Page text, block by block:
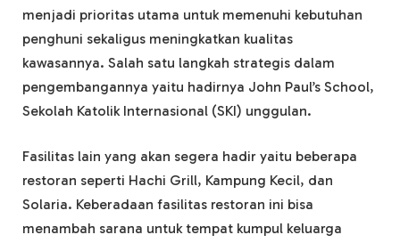
menjadi prioritas utama untuk memenuhi kebutuhan
penghuni sekaligus meningkatkan kualitas
kawasannya. Salah satu langkah strategis dalam
pengembangannya yaitu hadirnya John Paul’s School,
Sekolah Katolik Internasional (SKI) unggulan.
Fasilitas lain yang akan segera hadir yaitu beberapa
restoran seperti Hachi Grill, Kampung Kecil, dan
Solaria. Keberadaan fasilitas restoran ini bisa
menambah sarana untuk tempat kumpul keluarga